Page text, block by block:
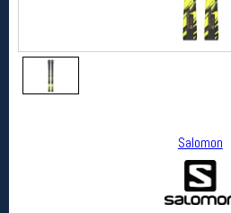
Salomon